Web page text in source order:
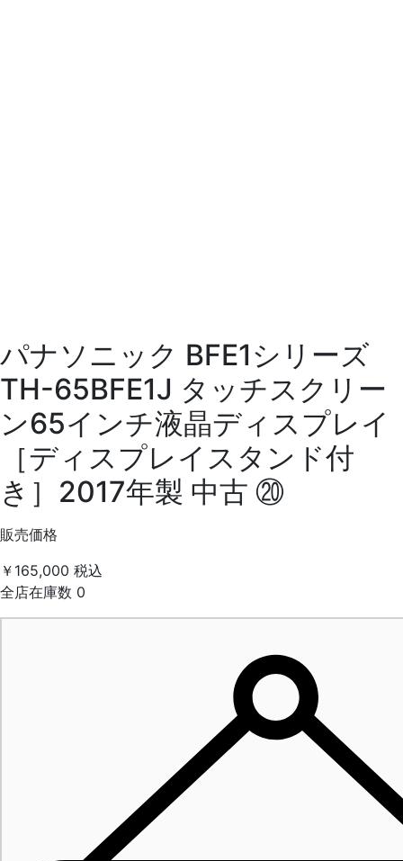
パナソニック BFE1シリーズ
TH-65BFE1J タッチスクリー
ン65インチ液晶ディスプレイ
［ディスプレイスタンド付
き］2017年製 中古 ⑳
販売価格
￥165,000 税込
全店在庫数 0